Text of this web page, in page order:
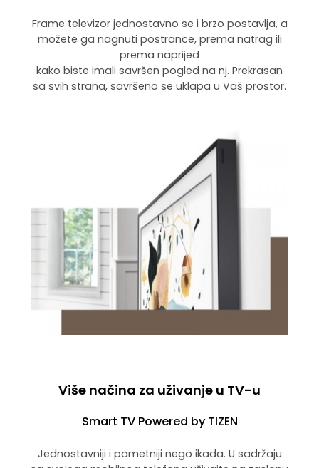
Frame televizor jednostavno se i brzo postavlja, a
možete ga nagnuti postrance, prema natrag ili
prema naprijed
kako biste imali savršen pogled na nj. Prekrasan
sa svih strana, savršeno se uklapa u Vaš prostor.
Više načina za uživanje u TV-u
Smart TV Powered by TIZEN
Jednostavniji i pametniji nego ikada. U sadržaju